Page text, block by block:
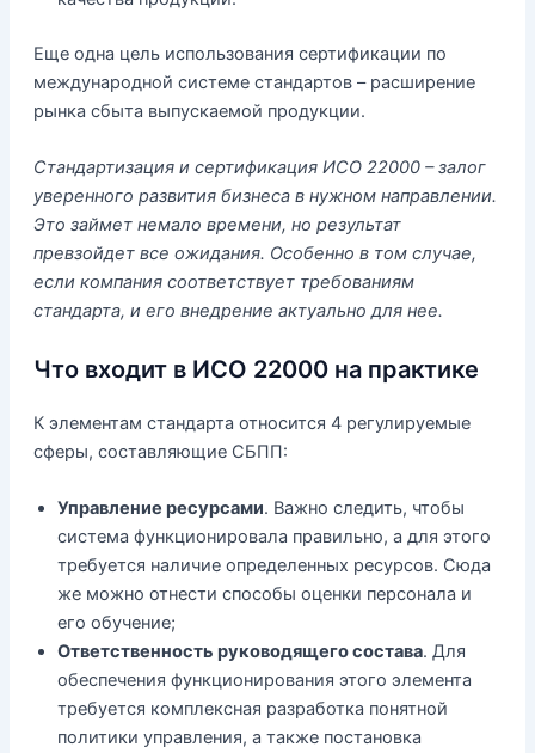
Еще одна цель использования сертификации по
международной системе стандартов – расширение
рынка сбыта выпускаемой продукции.
Стандартизация и сертификация ИСО 22000 – залог
уверенного развития бизнеса в нужном направлении.
Это займет немало времени, но результат
превзойдет все ожидания. Особенно в том случае,
если компания соответствует требованиям
стандарта, и его внедрение актуально для нее.
Что входит в ИСО 22000 на практике
К элементам стандарта относится 4 регулируемые
сферы, составляющие СБПП:
Управление ресурсами. Важно следить, чтобы
система функционировала правильно, а для этого
требуется наличие определенных ресурсов. Сюда
же можно отнести способы оценки персонала и
его обучение;
Ответственность руководящего состава. Для
обеспечения функционирования этого элемента
требуется комплексная разработка понятной
политики управления, а также постановка